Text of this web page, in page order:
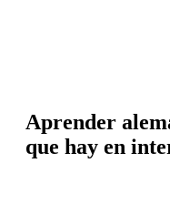
Aprender
que hay en